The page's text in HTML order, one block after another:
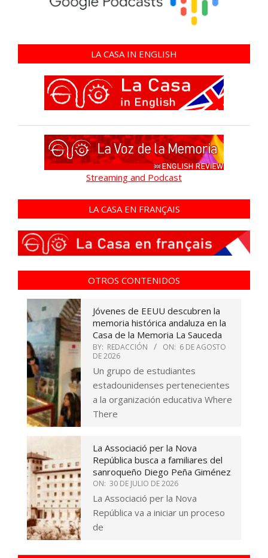
LA CASA IN ENGLISH
Streaming and Podcast
LA CASA EN FRANÇAIS
OTROS CONTENIDOS
Jóvenes de EEUU descubren la
memoria histórica andaluza en la
Casa de la Memoria La Sauceda
BY: REDACCIÓN ON: 6 DE AGOSTO
DE 2026
Un grupo de estudiantes
estadounidenses pertenecientes
a la organización educativa Where
There
La Associació per la Nova
República busca a familiares del
sanroqueño Diego Peña Giménez
ON: 30 DE JULIO DE 2026
La Associació per la Nova
República va a iniciar un proceso
de